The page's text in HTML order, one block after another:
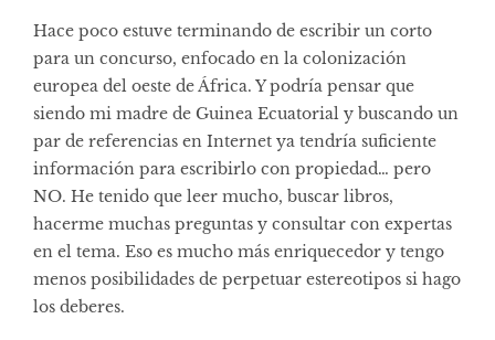
Hace poco estuve terminando de escribir un corto
para un concurso, enfocado en la colonización
europea del oeste de África. Y podría pensar que
siendo mi madre de Guinea Ecuatorial y buscando un
par de referencias en Internet ya tendría suficiente
información para escribirlo con propiedad… pero
NO. He tenido que leer mucho, buscar libros,
hacerme muchas preguntas y consultar con expertas
en el tema. Eso es mucho más enriquecedor y tengo
menos posibilidades de perpetuar estereotipos si hago
los deberes.